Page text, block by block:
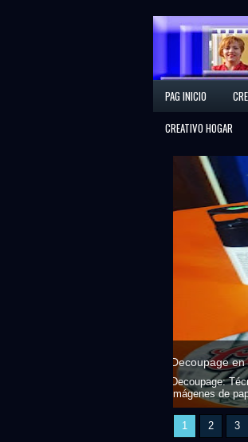
PAG INICIO
CREATIVO HOGAR
Ser
Ser
1 2 3